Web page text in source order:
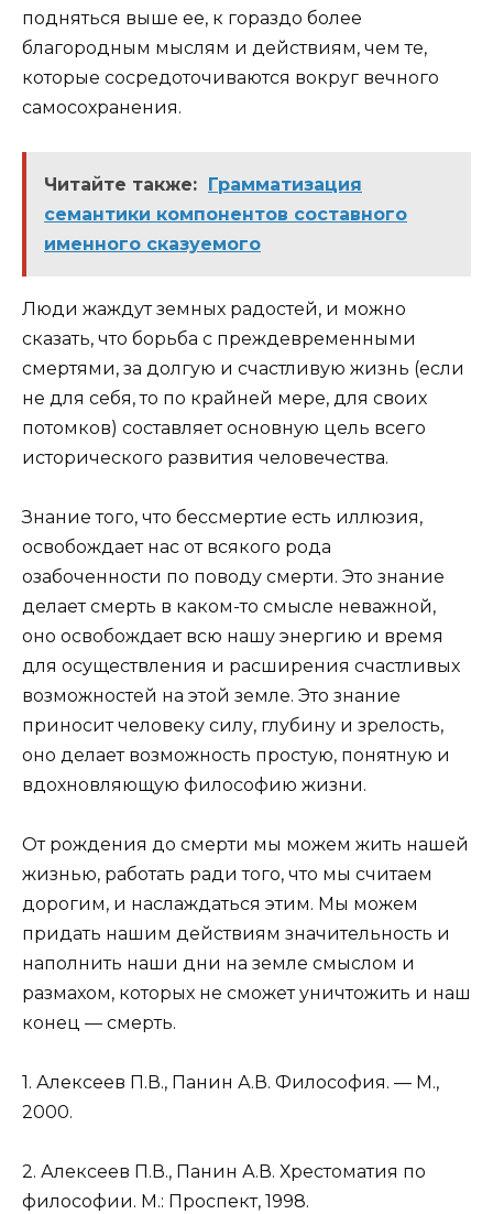
подняться выше ее, к гораздо более
благородным мыслям и действиям, чем те,
которые сосредоточиваются вокруг вечного
самосохранения.
Читайте также: Грамматизация
семантики компонентов составного
именного сказуемого
Люди жаждут земных радостей, и можно
сказать, что борьба с преждевременными
смертями, за долгую и счастливую жизнь (если
не для себя, то по крайней мере, для своих
потомков) составляет основную цель всего
исторического развития человечества.
Знание того, что бессмертие есть иллюзия,
освобождает нас от всякого рода
озабоченности по поводу смерти. Это знание
делает смерть в каком-то смысле неважной,
оно освобождает всю нашу энергию и время
для осуществления и расширения счастливых
возможностей на этой земле. Это знание
приносит человеку силу, глубину и зрелость,
оно делает возможность простую, понятную и
вдохновляющую философию жизни.
От рождения до смерти мы можем жить нашей
жизнью, работать ради того, что мы считаем
дорогим, и наслаждаться этим. Мы можем
придать нашим действиям значительность и
наполнить наши дни на земле смыслом и
размахом, которых не сможет уничтожить и наш
конец — смерть.
1. Алексеев П.В., Панин А.В. Философия. — М.,
2000.
2. Алексеев П.В., Панин А.В. Хрестоматия по
философии. М.: Проспект, 1998.